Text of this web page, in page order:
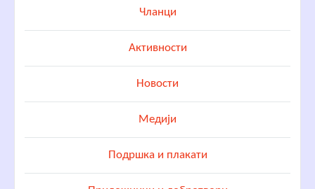
Чланци
Активности
Новости
Медији
Подршка и плакати